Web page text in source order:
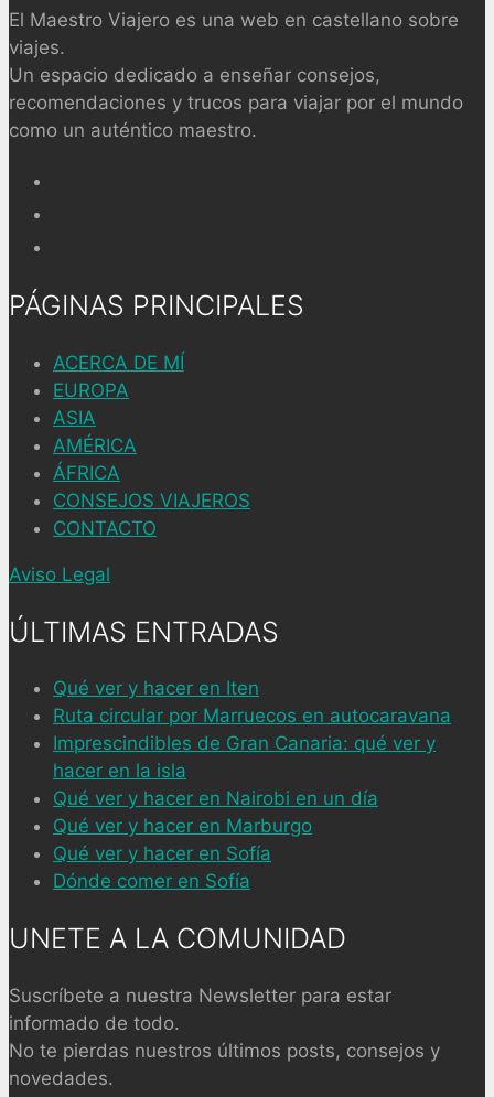
El Maestro Viajero es una web en castellano sobre
viajes.
Un espacio dedicado a enseñar consejos,
recomendaciones y trucos para viajar por el mundo
como un auténtico maestro.
PÁGINAS PRINCIPALES
ACERCA DE MÍ
EUROPA
ASIA
AMÉRICA
ÁFRICA
CONSEJOS VIAJEROS
CONTACTO
Aviso Legal
ÚLTIMAS ENTRADAS
Qué ver y hacer en Iten
Ruta circular por Marruecos en autocaravana
Imprescindibles de Gran Canaria: qué ver y
hacer en la isla
Qué ver y hacer en Nairobi en un día
Qué ver y hacer en Marburgo
Qué ver y hacer en Sofía
Dónde comer en Sofía
UNETE A LA COMUNIDAD
Suscríbete a nuestra Newsletter para estar
informado de todo.
No te pierdas nuestros últimos posts, consejos y
novedades.